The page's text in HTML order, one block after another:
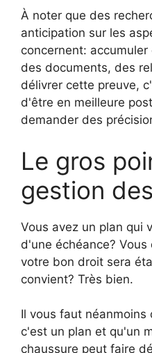
À noter que des
anticipation sur les
concernent:
des documents, des
délivrer cette preuve,
d'être en meilleure
demander des
Le gros
gestion
Vous avez un plan qui
d'une échéance?
votre bon droit sera
convient? Très bien.
Il vous faut néanmoins
c'est un plan et qu'un
chaussure peut faire